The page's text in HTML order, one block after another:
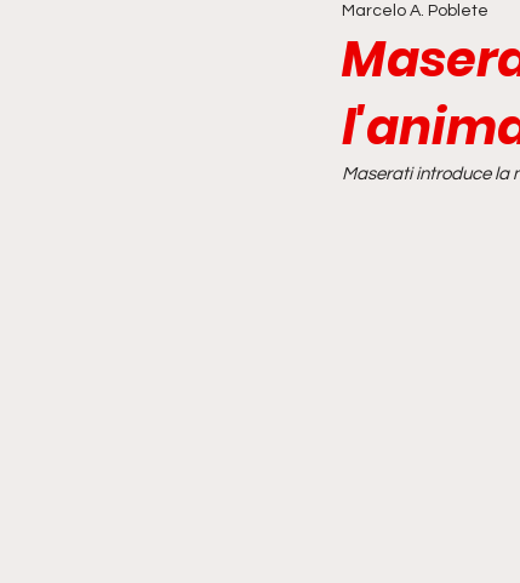
RENDERING MOTO
Marcelo A. Poblete
Maserati introduce la